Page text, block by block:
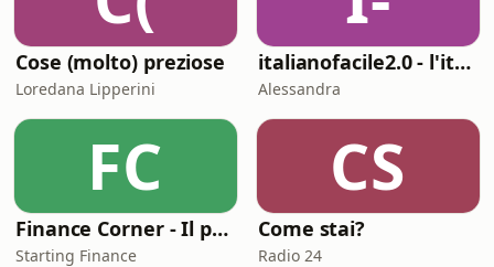
Cose (molto) preziose
Loredana Lipperini
italianofacile2.0 - l'italiano con le canzoni
Alessandra
FC
Finance Corner - Il podcast di Starting Finance
Starting Finance
CS
Come stai?
Radio 24